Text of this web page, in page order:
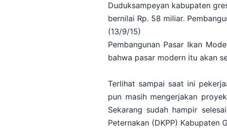
Duduksampeyan kabupaten
bernilai Rp. 58 miliar.
(13/9/15)
Pembangunan Pasar Ikan
bahwa pasar modern itu akan
Terlihat sampai saat ini
pun masih mengerjakan
Sekarang sudah hampir
Peternakan (DKPP) Kabupaten